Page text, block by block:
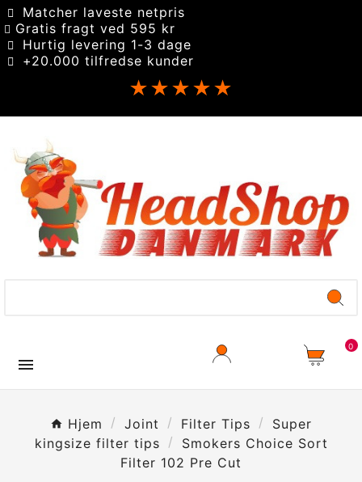
Matcher laveste netpris
Gratis fragt ved 595 kr
Hurtig levering 1-3 dage
+20.000 tilfredse kunder
★★★★★

0
Hjem Joint Filter Tips
Super
kingsize filter tips
Smokers Choice Sort
Filter 102 Pre Cut